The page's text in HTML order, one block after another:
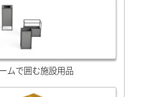
ムで囲む施設用品